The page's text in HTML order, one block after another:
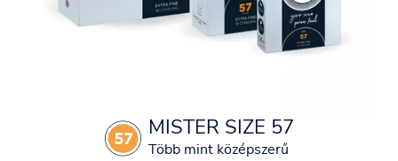
MISTER SIZE 57
Több mint középszerű